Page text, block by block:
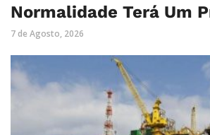
Normalidade Terá Um
7 de Agosto, 2026